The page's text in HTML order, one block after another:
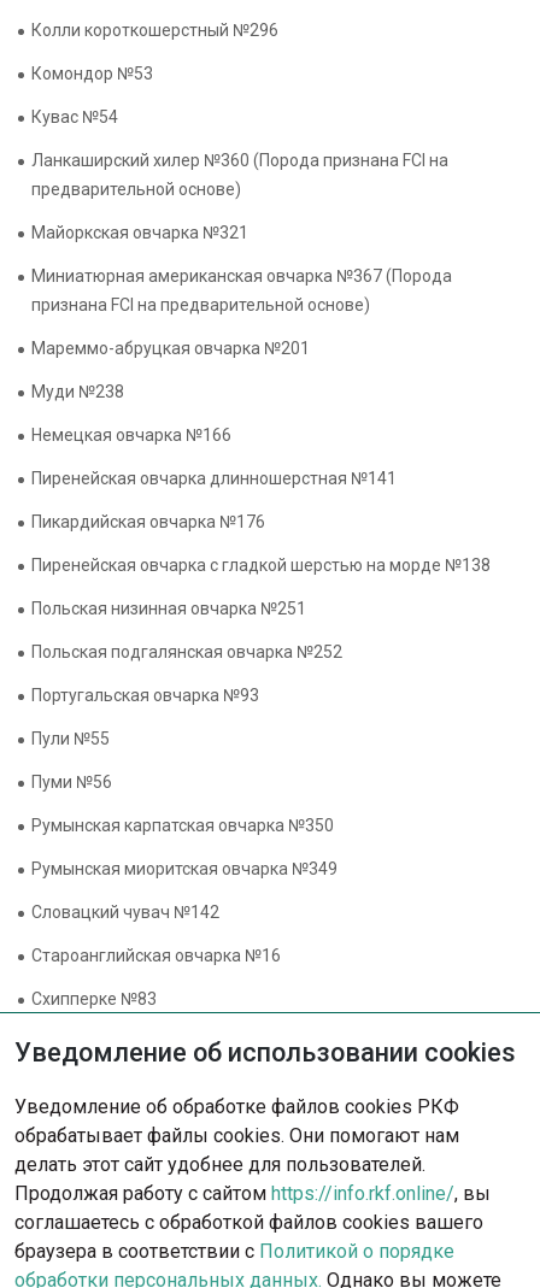
Колли короткошерстный №296
Комондор №53
Кувас №54
Ланкаширский хилер №360 (Порода признана FCI на
предварительной основе)
Майоркская овчарка №321
Миниатюрная американская овчарка №367 (Порода
признана FCI на предварительной основе)
Мареммо-абруцкая овчарка №201
Муди №238
Немецкая овчарка №166
Пиренейская овчарка длинношерстная №141
Пикардийская овчарка №176
Пиренейская овчарка с гладкой шерстью на морде №138
Польская низинная овчарка №251
Польская подгалянская овчарка №252
Португальская овчарка №93
Пули №55
Пуми №56
Румынская карпатская овчарка №350
Румынская миоритская овчарка №349
Словацкий чувач №142
Староанглийская овчарка №16
Схипперке №83
Фландрский бувье №191
Чехословацкая волчья собака №332
Шелти №88
Южнорусская овчарка №326
Уведомление об использовании cookies
Уведомление об обработке файлов cookies РКФ
обрабатывает файлы cookies. Они помогают нам
делать этот сайт удобнее для пользователей.
Продолжая работу с сайтом https://info.rkf.online/, вы
соглашаетесь с обработкой файлов cookies вашего
браузера в соответствии с Политикой о порядке
обработки персональных данных. Однако вы можете